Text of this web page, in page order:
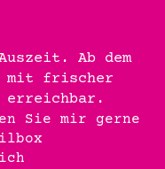
Ab dem
mit frischer
Sie mir gerne